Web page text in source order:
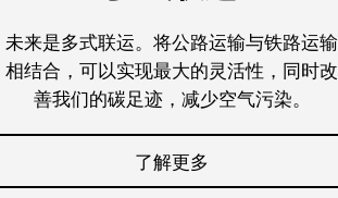
未来是多式联运。将公路运输与铁路运输
相结合，可以实现最大的灵活性，同时改
善我们的碳足迹，减少空气污染。
了解更多